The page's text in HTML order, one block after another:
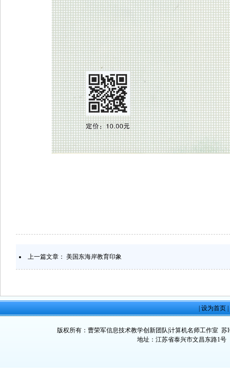
上一篇文章： 美国东海岸教育印象
设为首页
版权所有：曹荣军信息技术教学创新团队|计算机名师工作室 苏
地址：江苏省泰兴市文昌东路1号